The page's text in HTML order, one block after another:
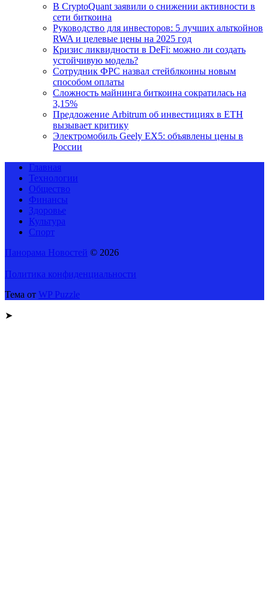
В CryptoQuant заявили о снижении активности в
сети биткоина
Руководство для инвесторов: 5 лучших альткойнов
RWA и целевые цены на 2025 год
Кризис ликвидности в DeFi: можно ли создать
устойчивую модель?
Сотрудник ФРС назвал стейблкоины новым
способом оплаты
Сложность майнинга биткоина сократилась на
3,15%
Предложение Arbitrum об инвестициях в ETH
вызывает критику
Электромобиль Geely EX5: объявлены цены в
России
Главная
Технологии
Общество
Финансы
Здоровье
Культура
Спорт
Панорама Новостей © 2026
Политика конфиденциальности
Тема от WP Puzzle
➤